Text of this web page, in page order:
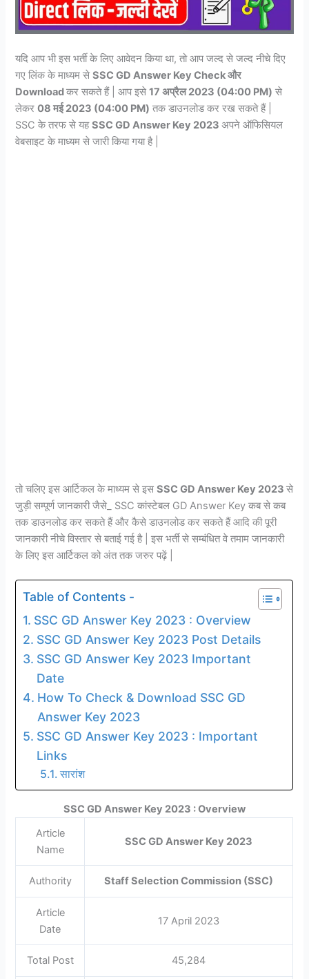
यदि आप भी इस भर्ती के लिए आवेदन किया था, तो आप जल्द से जल्द नीचे दिए
गए लिंक के माध्यम सेSSC GD Answer Key Check और
Downloadकर सकते हैं | आप इसे17 अप्रैल 2023 (04:00 PM) से
लेकर08 मई 2023 (04:00 PM) तक डाउनलोड कर रख सकते हैं |
SSC के तरफ से यहSSC GD Answer Key 2023अपने ऑफिसियल
वेबसाइट के माध्यम से जारी किया गया है |
तो चलिए इस आर्टिकल के माध्यम से इसSSC GD Answer Key 2023से
जुड़ी सम्पूर्ण जानकारी जैसे_ SSC कांस्टेबल GD Answer Key कब से कब
तक डाउनलोड कर सकते हैं और कैसे डाउनलोड कर सकते हैं आदि की पूरी
जानकारी नीचे विस्तार से बताई गई है | इस भर्ती से सम्बंधित वे तमाम जानकारी
के लिए इस आर्टिकल को अंत तक जरुर पढ़ें |
Table of Contents -
SSC GD Answer Key 2023 : Overview
SSC GD Answer Key 2023 Post Details
SSC GD Answer Key 2023 Important
Date
How To Check & Download SSC GD
Answer Key 2023
SSC GD Answer Key 2023 : Important
Links
सारांश
SSC GD Answer Key 2023 : Overview
Article
Name
SSC GD Answer Key 2023
Authority Staff Selection Commission (SSC)
Article
Date
17 April 2023
Total Post 45,284